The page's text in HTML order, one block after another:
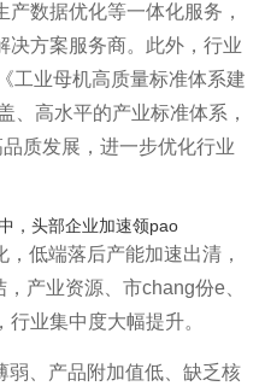
数据优化等一体化服务，
决方案服务商。此外，行业
工业母机高质量标准体系建
、高水平的产业标准体系，
质发展，进一步优化行业
，头部企业加速领pao
低端落后产能加速出清，
产业资源、市chang份e、
业集中度大幅提升。
弱、产品附加值低、缺乏核